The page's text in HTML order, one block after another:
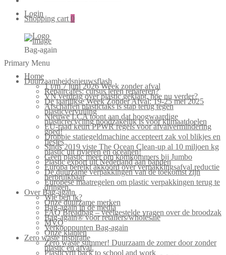
Login
Shopping cart 0
Bag-again
Primary Menu
Home
Duurzaamheidsnieuwsflash
1 t/m 7 juni 2026 Week zonder afval
Repaircafés: cursus leren repareren?
VN verdrag over plastic geklapt, hoe nu verder?
De jaarlijkse Week Zonder Afval: 19-25 mei 2025
Afschaffen plastictaks is stap terug tegen
plasticvervuiling
Nieuwe LCA toont aan dat hoogwaardige
plasticrecycling noodzakelijk is voor klimaatdoelen
EU-raad keurt PPWR regels voor afvalvermindering
goed!
Droppie statiegeldmachine accepteert zak vol blikjes en
flesjes
Sinds 2019 viste The Ocean Clean-up al 10 miljoen kg
plastic uit rivieren en oceanen!
Geen plastic meer om komkommers bij Jumbo
Plastic export uit Nederland aan banden
Europa bereikt akkoord over verpakkingsafval reductie
De duurzame verpakkingen van de toekomst zijn
herbruikbaar
Europese maatregelen om plastic verpakkingen terug te
dringen.
Over Bag-again
Wie ben ik?
Onze duurzame merken
Bag-again in de media
FAQ Breadbag – veelgestelde vragen over de broodzak
Bag-again® voor retailers/wholesale
MVO
Verkooppunten Bag-again
Onze klanten
Zero waste inspiratie
Zero waste summer! Duurzaam de zomer door zonder
plastic en afval.
Plasticvrij back to school and work